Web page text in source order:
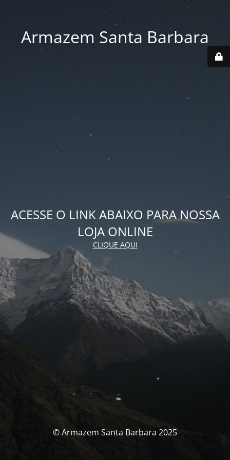
Armazem Santa Barbara
ACESSE O LINK ABAIXO PARA NOSSA
LOJA ONLINE
CLIQUE AQUI
© Armazem Santa Barbara 2025